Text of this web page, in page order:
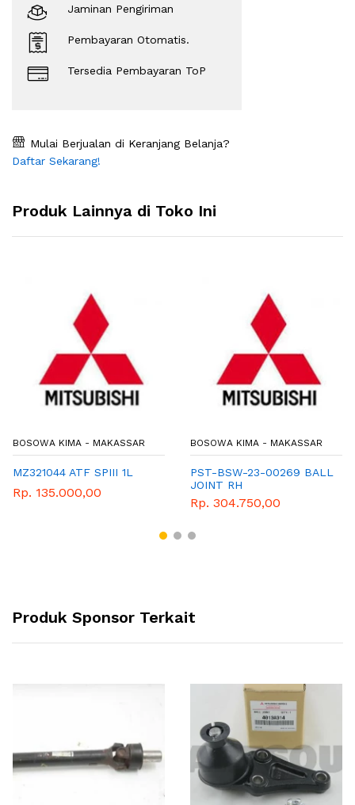
Jaminan Pengiriman
Pembayaran Otomatis.
Tersedia Pembayaran ToP
Mulai Berjualan di Keranjang Belanja?
Daftar Sekarang!
Produk Lainnya di Toko Ini
BOSOWA KIMA - MAKASSAR
MZ321044 ATF SPIII 1L
Rp. 135.000,00
BOSOWA KIMA - MAKASSAR
PST-BSW-23-00269 BALL
JOINT RH
Rp. 304.750,00
Produk Sponsor Terkait